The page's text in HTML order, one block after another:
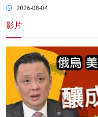
2026-08-04
影片